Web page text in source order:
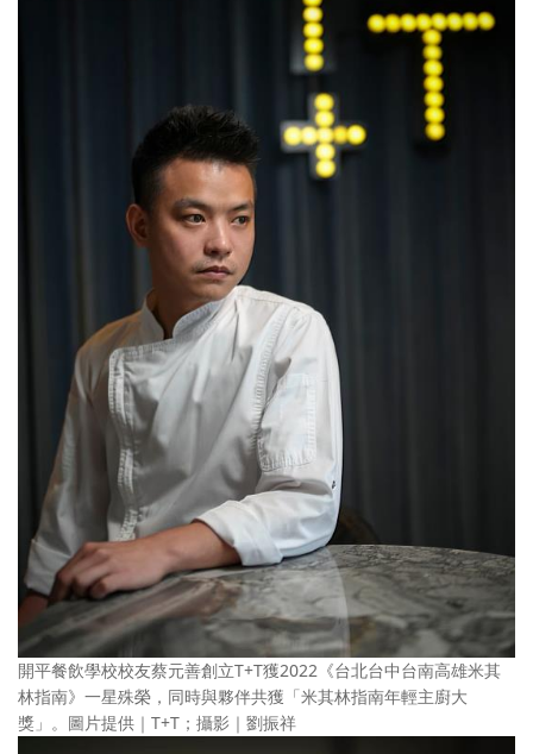
開平餐飲學校校友蔡元善創立T+T獲2022《台北台中台南高雄米其
林指南》一星殊榮，同時與夥伴共獲「米其林指南年輕主廚大
獎」。圖片提供｜T+T；攝影｜劉振祥